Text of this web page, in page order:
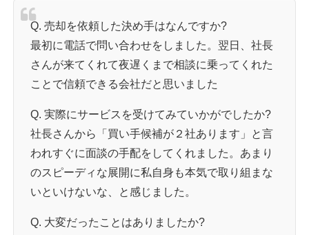
Q. 売却を依頼した決め手はなんですか?
最初に電話で問い合わせをしました。翌日、社長
さんが来てくれて夜遅くまで相談に乗ってくれた
ことで信頼できる会社だと思いました
Q. 実際にサービスを受けてみていかがでしたか?
社長さんから「買い手候補が２社あります」と言
われすぐに面談の手配をしてくれました。あまり
のスピーディな展開に私自身も本気で取り組まな
いといけないな、と感じました。
Q. 大変だったことはありましたか?